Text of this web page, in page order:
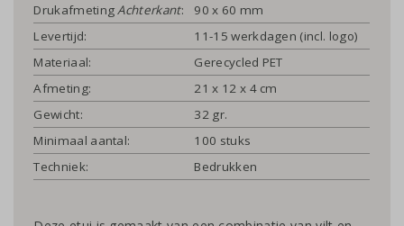
Drukafmeting Achterkant:
90 x 60 mm
Levertijd:
11-15 werkdagen (incl. logo)
Materiaal:
Gerecycled PET
Afmeting:
21 x 12 x 4 cm
Gewicht:
32 gr.
Minimaal aantal:
100 stuks
Techniek:
Bedrukken